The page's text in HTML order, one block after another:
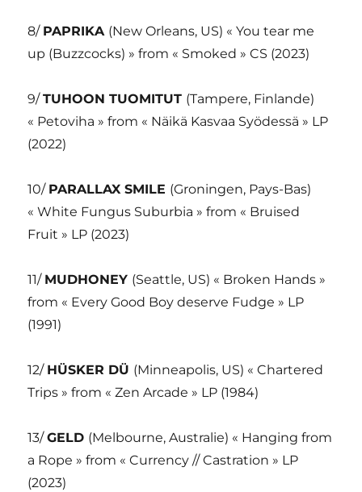
8/ PAPRIKA (New Orleans, US) « You tear me
up (Buzzcocks) » from « Smoked » CS (2023)
9/TUHOON TUOMITUT (Tampere, Finlande)
« Petoviha » from « Näikä Kasvaa Syödessä » LP
(2022)
10/ PARALLAX SMILE (Groningen, Pays-Bas)
« White Fungus Suburbia » from « Bruised
Fruit » LP (2023)
11/ MUDHONEY (Seattle, US) « Broken Hands »
from « Every Good Boy deserve Fudge » LP
(1991)
12/ HÜSKER DÜ (Minneapolis, US) « Chartered
Trips » from « Zen Arcade » LP (1984)
13/GELD (Melbourne, Australie) « Hanging from
a Rope » from « Currency // Castration » LP
(2023)